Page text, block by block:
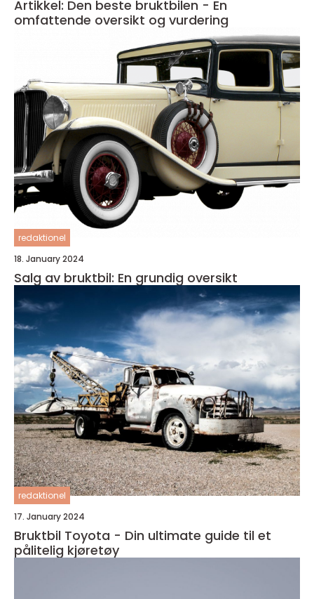
Artikkel: Den beste bruktbilen - En
omfattende oversikt og vurdering
redaktionel
18. January 2024
Salg av bruktbil: En grundig oversikt
redaktionel
17. January 2024
Bruktbil Toyota - Din ultimate guide til et
pålitelig kjøretøy